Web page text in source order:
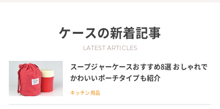
ケースの新着記事
LATEST ARTICLES
スープジャーケースおすすめ8選 おしゃれで
かわいいポーチタイプも紹介
キッチン用品